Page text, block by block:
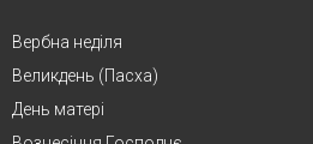
Вербна неділя
Великдень (Пасха)
День матері